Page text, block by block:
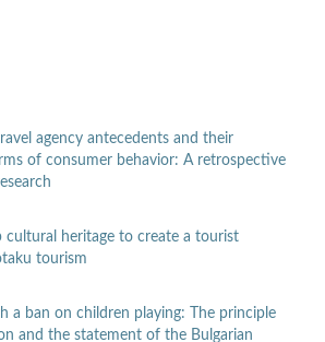
agency antecedents and their
of consumer behavior: A retrospective
cultural heritage to create a tourist
tourism
a ban on children playing: The principle
and the statement of the Bulgarian